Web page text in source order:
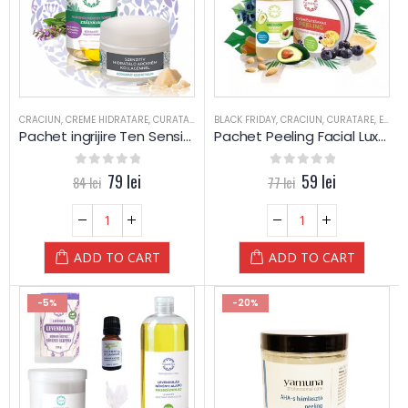
CRACIUN, CREME HIDRATARE, CURATARE EXFOLIERE,PIELE MIXTA,PIELE SENSIBILA,
Pachet ingrijire Ten Sensibil si Normal – Yamuna
out of 5
84lei 79 lei
ADD TO CART
BLACK FRIDAY, CRACIUN, CURATARE, EXFOLIERE
Pachet Peeling Facial Luxury cu Avocado si Acid din Fructe – Yamuna
out of 5
77lei 59 lei
ADD TO CART
-5% -20%